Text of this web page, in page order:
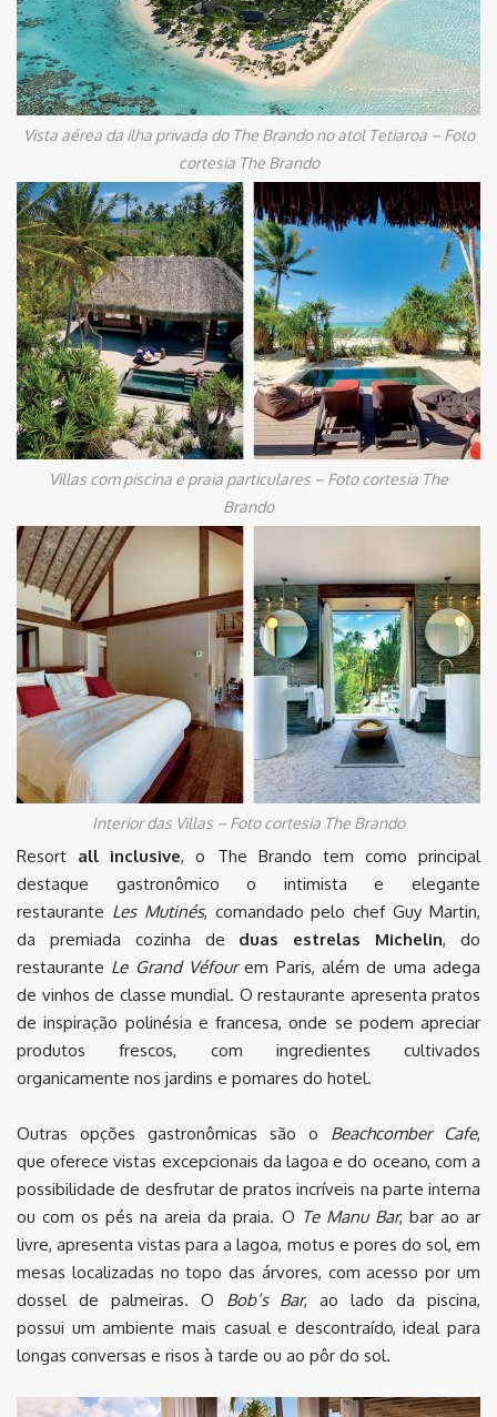
Vista aérea da ilha privada do The Brando no atol Tetiaroa – Foto
cortesia The Brando
Villas com piscina e praia particulares – Foto cortesia The
Brando
Interior das Villas – Foto cortesia The Brando
Resort all inclusive, o The Brando tem como principal
destaque gastronômico o intimista e elegante
restaurante Les Mutinés, comandado pelo chef Guy Martin,
da premiada cozinha de duas estrelas Michelin, do
restaurante Le Grand Véfourem Paris, além de uma adega
de vinhos de classe mundial. O restaurante apresenta pratos
de inspiração polinésia e francesa, onde se podem apreciar
produtos frescos, com ingredientes cultivados
organicamente nos jardins e pomares do hotel.
Outras opções gastronômicas são o Beachcomber Cafe,
que oferece vistas excepcionais da lagoa e do oceano, com a
possibilidade de desfrutar de pratos incríveis na parte interna
ou com os pés na areia da praia. O Te Manu Bar, bar ao ar
livre, apresenta vistas para a lagoa, motus e pores do sol, em
mesas localizadas no topo das árvores, com acesso por um
dossel de palmeiras. O Bob’s Bar, ao lado da piscina,
possui um ambiente mais casual e descontraído, ideal para
longas conversas e risos à tarde ou ao pôr do sol.